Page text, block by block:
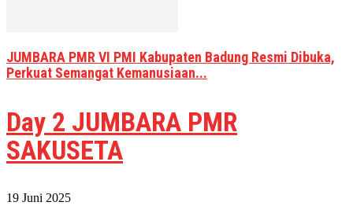
JUMBARA PMR VI PMI Kabupaten Badung Resmi Dibuka,
Perkuat Semangat Kemanusiaan...
Day 2 JUMBARA PMR
SAKUSETA
19 Juni 2025